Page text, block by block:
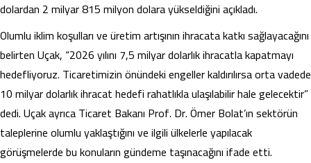
dolardan 2 milyar 815 milyon dolara yükseldiğini açıkladı.
Olumlu iklim koşulları ve üretim artışının ihracata katkı sağlayacağını
belirten Uçak, “2026 yılını 7,5 milyar dolarlık ihracatla kapatmayı
hedefliyoruz. Ticaretimizin önündeki engeller kaldırılırsa orta vadede
10 milyar dolarlık ihracat hedefi rahatlıkla ulaşılabilir hale gelecektir”
dedi. Uçak ayrıca Ticaret Bakanı Prof. Dr. Ömer Bolat’ın sektörün
taleplerine olumlu yaklaştığını ve ilgili ülkelerle yapılacak
görüşmelerde bu konuların gündeme taşınacağını ifade etti.